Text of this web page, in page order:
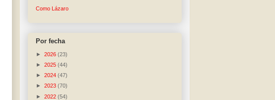
Como Lázaro
Por fecha
► 2026 (23)
► 2025 (44)
► 2024 (47)
► 2023 (70)
► 2022 (54)